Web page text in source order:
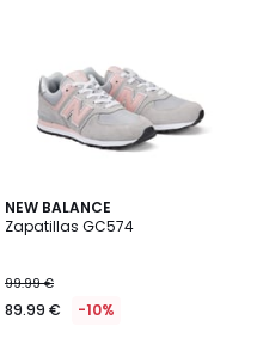
NEW BALANCE
Zapatillas GC574
99.99 €
89.99 € -10%
4,3
/ 5